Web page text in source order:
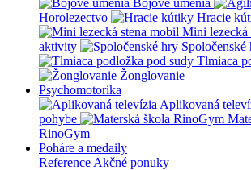
Bojové umenia
Horolezectvo
Hracie
Mini lezecká
aktivity
Spoločenské
Tlmiaca
Žonglovanie
Psychomotorika
Aplikovaná
pohybe
RinoGym
Poháre a medaily
Reference Akčné ponuky